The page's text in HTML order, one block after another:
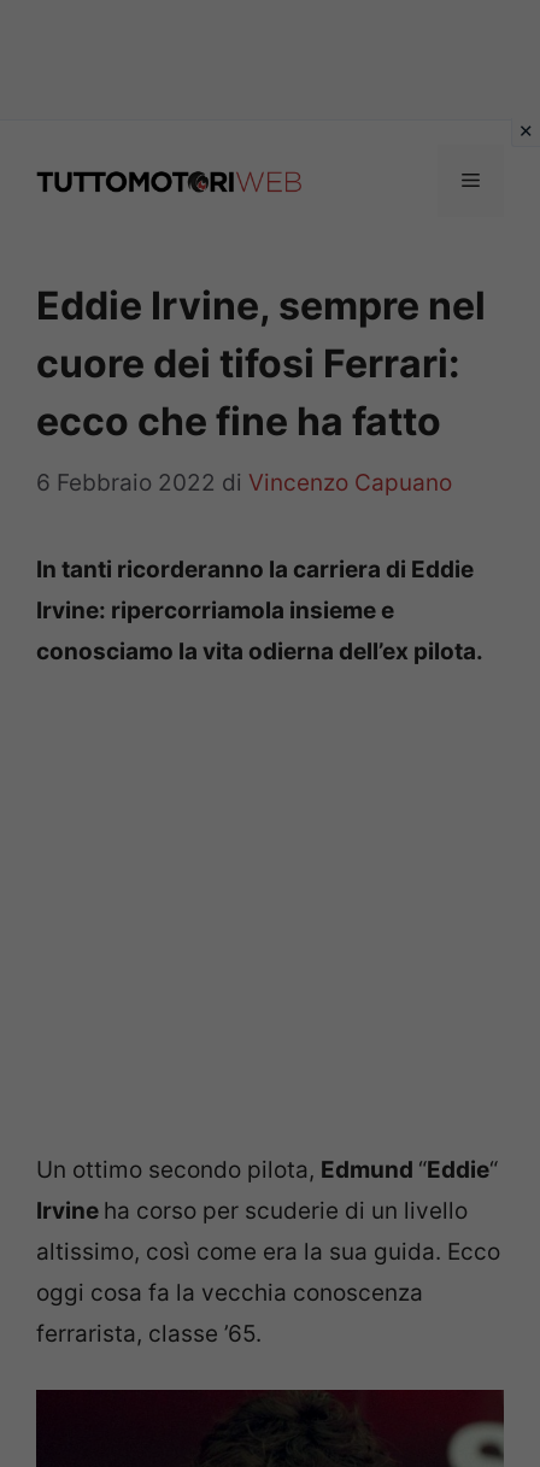
Menu
Eddie Irvine, sempre nel
cuore dei tifosi Ferrari:
ecco che fine ha fatto
6 Febbraio 2022 di Vincenzo Capuano
In tanti ricorderanno la carriera di Eddie
Irvine: ripercorriamola insieme e
conosciamo la vita odierna dell’ex pilota.
Un ottimo secondo pilota, Edmund “Eddie“
Irvine ha corso per scuderie di un livello
altissimo, così come era la sua guida. Ecco
oggi cosa fa la vecchia conoscenza
ferrarista, classe ’65.